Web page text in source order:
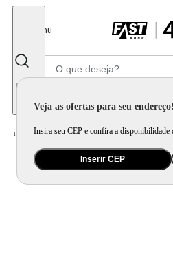
Menu
Veja as ofertas para seu endereço!
Insira seu CEP e confira a disponibilidade
Inserir CEP
Home Eletrodomésticos / Geladeira e Freezer